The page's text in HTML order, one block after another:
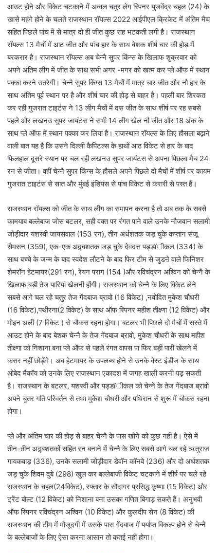
आउट होने और विकेट चटकाने में अव्वल चतुर लेग स्पिनर युजवेंद्र चहल (24) के
खासे महंगे होने के चलते राजस्थान रॉयल्स 2022 आईपीएल क्रिकेट में अंतिम मैच
सहित पिछले पांच में से मात्र दो ही जीत कुछ राह भटकती लगी है। राजस्थान
रॉयल्स 13 मैचों में आठ जीत और पांच हार के साथ बेशक शीर्ष चार की होड़ में
बरकरार है। राजस्थान रॉयल्स अब चेन्नै सुपर किंग्स के खिलाफ शुक्रवार को
अपने अंतिम लीग में जीत के साथ सभी अगर -मगर को खत्म कर प्ले ऑफ में स्थान
पक्का करने उतरेगी। चेन्नै सुपर किंग्स 13 मैचों में मात्र चार जीत और नौ हार के
साथ अंतिम पूर्व स्थान पर है और शीर्ष चार की होड़ से बाहर है। पहली बार शिरकत
कर रही गुजरात टाइटंस ने 13 लीग मैचों में दस जीत के साथ शीर्ष पर रह सबसे
पहले और लखनउ सुपर जायंटस ने सभी 14 लीग खेल नौ जीत और 18 अंक के
साथ प्ले ऑफ में स्थान पक्का कर लिया है। राजस्थान रॉयल्स के लिए हौसला बढ़ाने
वाली बात यह है कि उसने दिल्ली कैपिटल्स के हाथों आठ विकेट से हार के बाद
फिलहाल दूसरे स्थान पर चल रही लखनउ सुपर जायंटस से अपना पिछला मैच 24
रन से जीता। वहीं चेन्नै सुपर किंग्स के हौसले अपने पिछले दो मैचों में शीर्ष पर कायम
गुजरात टाइटंस से सात और मुंबई इंडियंस से पांच विकेट से करारी से पस्त हैं।
राजस्थान रॉयल्स को जीत के साथ लीग का समापन करना है तो अब तक के सबसे
कामयाब बल्लेबाज जोस बटलर, सही वक्त पर रंगत पाने वाले उनके नौजवान सलामी
जोड़ीदार यशस्वी जायसवाल (153 रन), तीन अर्धशतक जड़ चुके कप्तान संजू
सैमसन (359), एक-एक अद्र्बशतक जड़ चुके देवदत्त पड्डïीकल (334) के
साथ बच्चे के जन्म के बाद स्वदेश लौटने के बाद फिर टीम से जुडऩे वाले फिनिशर
शेमरॉन हेटमायर(291 रन), रेयन पराग (154 )और रविचंद्रन अश्विन को चेन्नै के
खिलाफ बड़ी तेज पारियां खेलनी होंगी। राजस्थान को चेन्नै के लिए विकेट लेने
सबसे आगे चल रहे चतुर तेज गेंदबाज ब्रावो (16 विकेट) ,नवोदित मुकेश चौधरी
(16 विकेट),पथीरना(2 विकेट) के साथ ऑफ स्पिनर महीश तीक्ष्णा (12 विकेट) और
मोइन अली (7 विकेट ) से चौकस रहना होगा। बटलर भी पिछले दो मैचों में सस्ते में
आउट होने के बाद बेशक चेन्नै के तेज गेंदबाज ब्रावो, मुकेश चौधरी के साथ महीश
तीक्ष्णा को निशाना बना प्ले ऑफ से पहले रंगत वापस पा फिर बड़ी पारी खेलने में
कसर नहीं छोड़ेंगे। अब हेटमायर के उपलब्ध होने से उनके वेस्ट इंडीज के साथ
ओबेद मैकॉय को उनके लिए राजस्थान एकादश में जगह खाली करनी पड़ सकती
है। राजस्थान के बटलर, यशस्वी और पड्डïीकल को चेन्ने के तेज गेंदबाज ब्रावो
अपने चुतर गति परिवर्तन से तथा मुकेेश चौधरी और पथिरान से शुरू में चौकस रहना
होगा।
प्ले और अंतिम चार की होड़ से बाहर चेन्नै के पास खोने को कुछ नहीं है। ऐसे में
तीन-तीन अद्र्बशतकों सहित रन बनाने में चेन्नै के लिए सबसे आगे चल रहे ऋतुराज
गायकवाड़ (336), उनके सलामी जोड़ीदार डेवॉन कॉनवे (236) और दो अर्धशतक
जड़ चुके शिवम दुबे (298) खुल कर बल्लेबाजी विकेट चटकाने में शीर्ष पर चले रहे
राजस्थान के चहल(24विकेट), रफ्तार के सौदागर प्रसिद्ध कृष्णा (15 विकेट) और
ट्रेंट बोल्ट (12 विकेट) को निशाना बना उसका गणित बिगाड़ सकते हैं। अनुभवी
ऑफ स्पिनर रविचंद्रन अश्विन (10 विकेट) और कुलदीप सेन (8 विकेट) की
राजस्थान की टीम में मौजूदगी में उसके पास गेंदबाज में पर्याप्त विकल्प होने से चेन्नै
के बल्लेबाजों के लिए ऐसा करना आसान तो कतई नहीं होगा।